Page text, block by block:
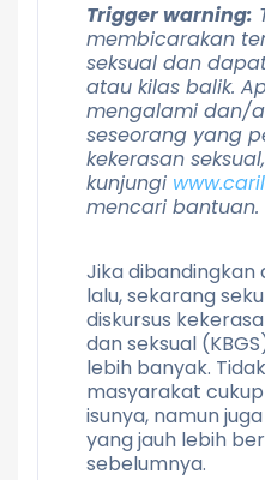
Trigger warning:
membicarakan
seksual dan
atau kilas balik.
mengalami dan/
seseorang yang
kekerasan
kunjungi
mencari bantuan.
Jika dibandingkan
lalu, sekarang
diskursus
dan seksual
lebih banyak.
masyarakat cukup
isunya, namun
yang jauh lebih
sebelumnya.